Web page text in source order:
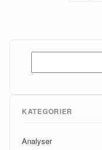
KATEGORIER
Analyser